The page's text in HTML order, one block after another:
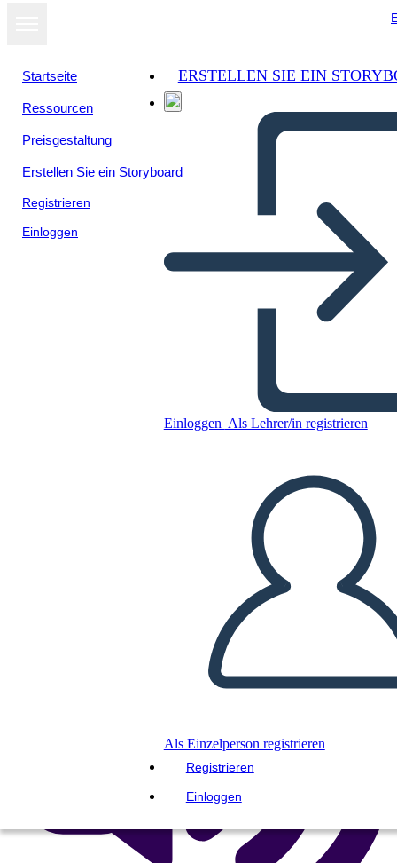
Startseite
Ressourcen
Preisgestaltung
Erstellen Sie ein Storyboard
Registrieren
Einloggen
ERSTELLEN SIE EIN
Einloggen Als Lehrer/in registrieren
Als Einzelperson registrieren
Registrieren
Einloggen
Biografía de John Herrington
ERSTELLEN SIE EIN STORYBOARD
DIASHOW ABSPIELEN
LIES MIR VOR